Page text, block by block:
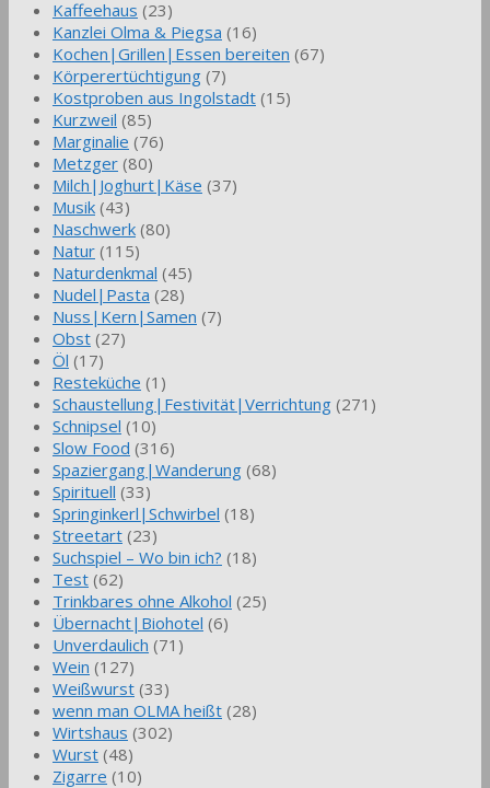
Kaffeehaus (23)
Kanzlei Olma & Piegsa (16)
Kochen|Grillen|Essen bereiten (67)
Körperertüchtigung (7)
Kostproben aus Ingolstadt (15)
Kurzweil (85)
Marginalie (76)
Metzger (80)
Milch|Joghurt|Käse (37)
Musik (43)
Naschwerk (80)
Natur (115)
Naturdenkmal (45)
Nudel|Pasta (28)
Nuss|Kern|Samen (7)
Obst (27)
Öl (17)
Resteküche (1)
Schaustellung|Festivität|Verrichtung (271)
Schnipsel (10)
Slow Food (316)
Spaziergang|Wanderung (68)
Spirituell (33)
Springinkerl|Schwirbel (18)
Streetart (23)
Suchspiel – Wo bin ich? (18)
Test (62)
Trinkbares ohne Alkohol (25)
Übernacht|Biohotel (6)
Unverdaulich (71)
Wein (127)
Weißwurst (33)
wenn man OLMA heißt (28)
Wirtshaus (302)
Wurst (48)
Zigarre (10)